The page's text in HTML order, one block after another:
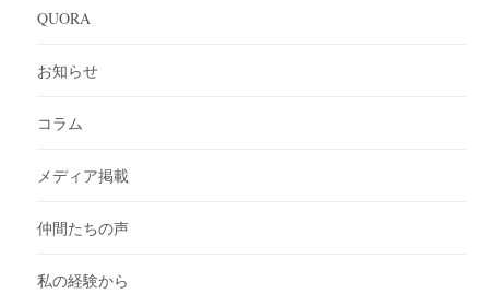
QUORA
お知らせ
コラム
メディア掲載
仲間たちの声
私の経験から